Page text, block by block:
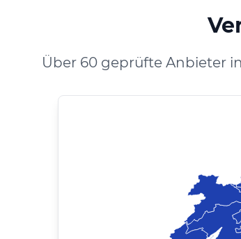
Über 60 geprüfte Anbieter